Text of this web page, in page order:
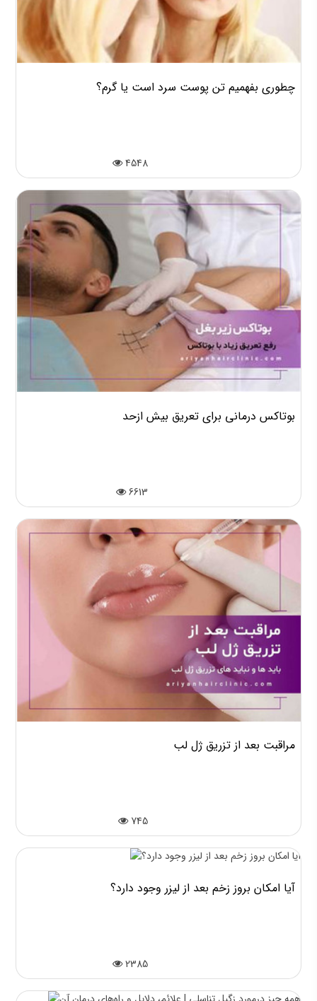
چطوری بفهمیم تن پوست سرد است یا گرم؟
4548
بوتاکس درمانی برای تعریق بیش ازحد
6613
مراقبت بعد از تزریق ژل لب
745
آیا امکان بروز زخم بعد از لیزر وجود دارد؟
2385